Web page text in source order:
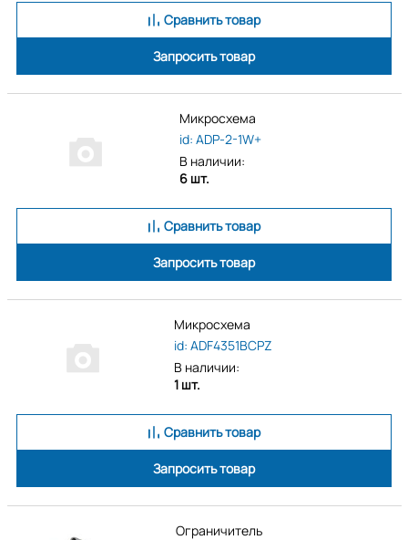
Сравнить товар
Запросить товар
Микросхема
id: ADP-2-1W+
В наличии:
6 шт.
Сравнить товар
Запросить товар
Микросхема
id: ADF4351BCPZ
В наличии:
1 шт.
Сравнить товар
Запросить товар
Ограничитель